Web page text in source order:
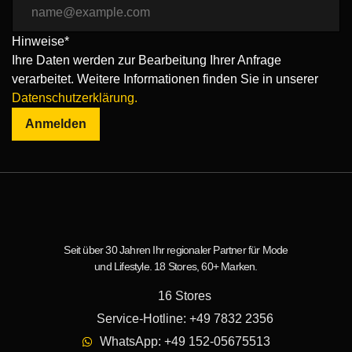
Hinweise*
Ihre Daten werden zur Bearbeitung Ihrer Anfrage
verarbeitet. Weitere Informationen finden Sie in unserer
Datenschutzerklärung.
Anmelden
Seit über 30 Jahren Ihr regionaler Partner für Mode
und Lifestyle. 18 Stores, 60+ Marken.
16 Stores
Service-Hotline: +49 7832 2356
WhatsApp: +49 152-05675513